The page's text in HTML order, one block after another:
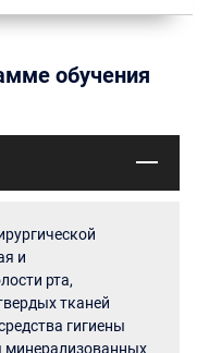
обучения
и
рта,
тканей
гигиены
минерализованных